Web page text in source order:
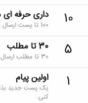
10 داری حرفه
100 تا پست ارسال کردی. بیشتر از یه روز طول کشید، نه؟
5 30 تا مطلب
30 تا مطلب ارسال کردی. حتما به درد بخور بوده که 5 امتیاز گرفتی.
1 اولین پیام
یک پست جدید بذار
کنی.